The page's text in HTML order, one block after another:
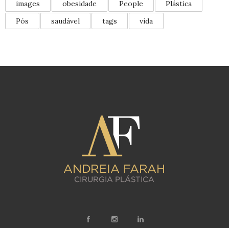
images
obesidade People
Plástica
Pós
saudável tags vida